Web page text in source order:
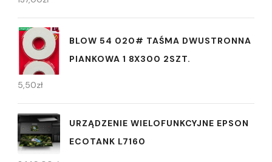
BLOW 54 020# TAŚMA DWUSTRONNA
PIANKOWA 1 8X300 2SZT.
5,50zł
URZĄDZENIE WIELOFUNKCYJNE EPSON
ECOTANK L7160